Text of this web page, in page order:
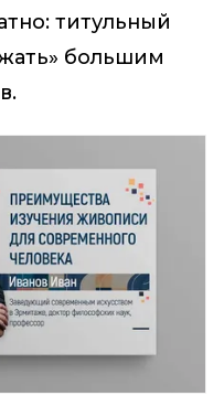
титульный
большим